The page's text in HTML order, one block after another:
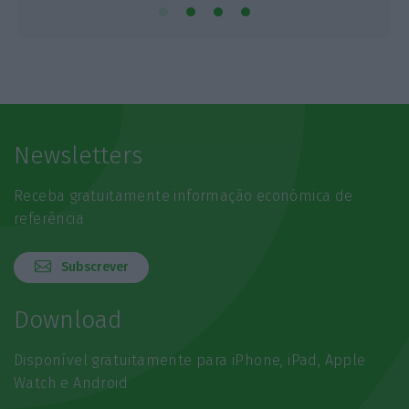
Newsletters
Receba gratuitamente informação económica de
referência
Subscrever
Download
Disponível gratuitamente para iPhone, iPad, Apple
Watch e Android